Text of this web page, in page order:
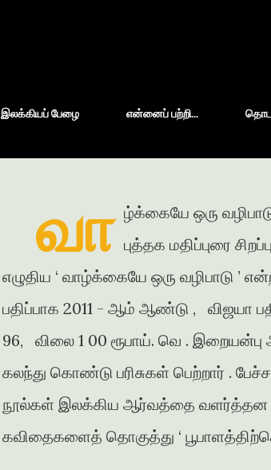
இலக்கியப் பேழை என்னைப் பற்றி...
வா ழ்க்கையே ஒரு
புத்தக மதிப்புரை
எழுதிய ‘ வாழ்க்கையே ஒரு வழிபாடு
பதிப்பாக 2011 - ஆம் ஆண்டு , விஜயா
96, விலை 1 00 ரூபாய். வெ .
கலந்து கொண்டு பரிசுகள் பெற்றார் .
நூல்கள் இலக்கிய ஆர்வத்தை வளர்த்தன .
கவிதைகளைத் தொகுத்து ‘